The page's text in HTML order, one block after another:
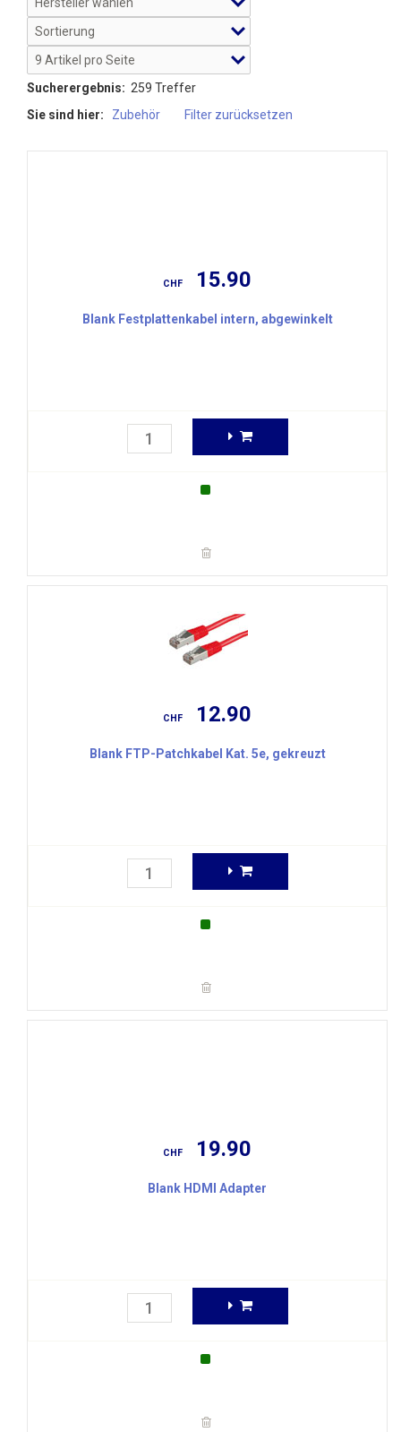
Sucherergebnis: 259 Treffer
Sie sind hier:
Zubehör Filter zurücksetzen
CHF 15.90
Blank Festplattenkabel intern, abgewinkelt
CHF 12.90
Blank FTP-Patchkabel Kat. 5e, gekreuzt
CHF 19.90
Blank HDMI Adapter